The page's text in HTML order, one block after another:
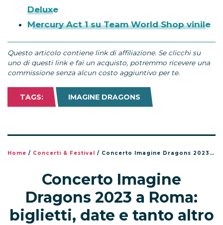
Deluxe
Mercury Act 1 su Team World Shop vinile
Questo articolo contiene link di affiliazione. Se clicchi su
uno di questi link e fai un acquisto, potremmo ricevere una
commissione senza alcun costo aggiuntivo per te.
TAGS: IMAGINE DRAGONS
Home / Concerti & Festival / Concerto Imagine Dragons 2023 a Roma: biglietti, date e tanto altro
Concerto Imagine
Dragons 2023 a Roma:
biglietti, date e tanto altro